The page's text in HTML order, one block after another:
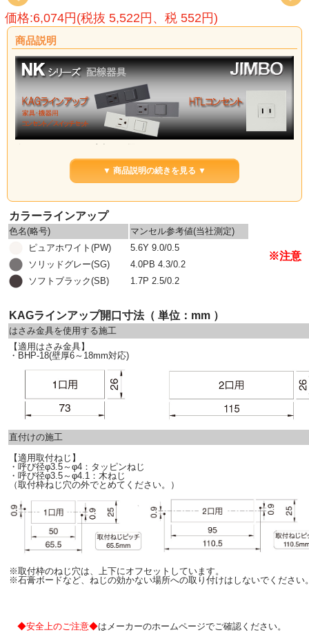
価格:6,074円(税抜 5,522円、税 552円)
商品説明
家具や住宅設備など機器用のラインアップです。
ガイドランプ(緑色の表示灯)や、チェックランプ(黄色の通電表示灯)が付いている組み合わ
▼ 商品説明の続きを見る ▼
カラーラインアップ
色名(略号) マンセル参考値(当社測定)
※注意
ピュアホワイト(PW)
5.6Y 9.0/0.5
ソリッドグレー(SG)
4.0PB 4.3/0.2
ソフトブラック(SB)
1.7P 2.5/0.2
KAGラインアップ開口寸法（ 単位：mm ）
はさみ金具を使用する施工
【適用はさみ金具】
・BHP-18(壁厚6～18mm対応)
直付けの施工
【適用取付ねじ】
・呼び径φ3.5～φ4：タッピンねじ
・呼び径φ3.5～φ4.1：木ねじ
（取付枠ねじ穴の外でとめてください。）
※取付枠のねじ穴は、上下にオフセットしています。
※石膏ボードなど、ねじの効かない場所への取り付けはしないでくださ
◆安全上のご注意◆はメーカーのホームページでご確認ください。